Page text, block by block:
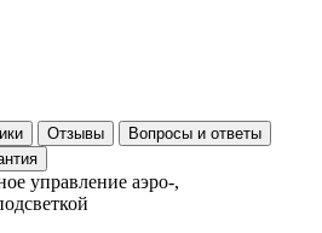
Отзывы
Вопросы и ответы
управление аэро-,